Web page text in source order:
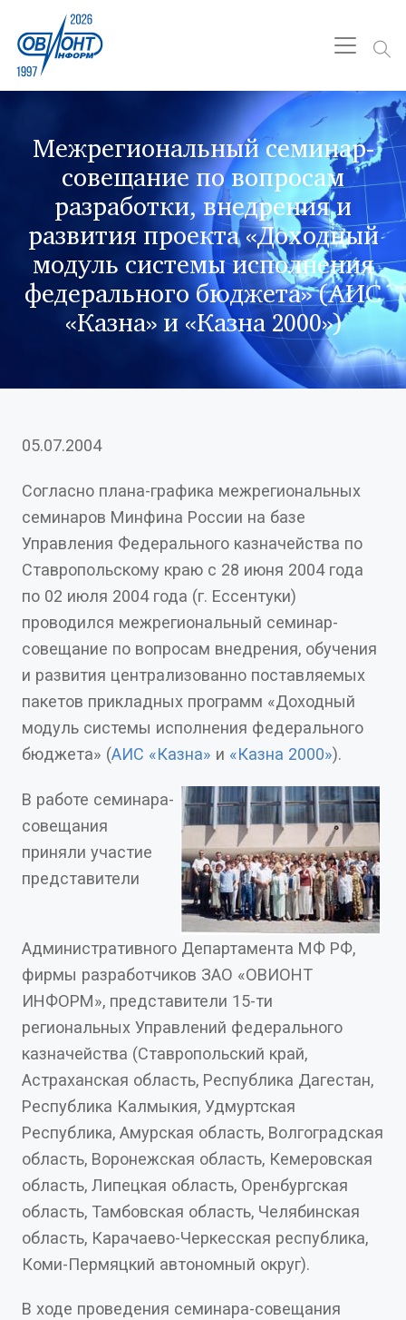
Межрегиональный семинар-
совещание по вопросам
разработки, внедрения и
развития проекта «Доходный
модуль системы исполнения
федерального бюджета» (АИС
«Казна» и «Казна 2000»)
05.07.2004
Согласно плана-графика межрегиональных
семинаров Минфина России на базе
Управления Федерального казначейства по
Ставропольскому краю с 28 июня 2004 года
по 02 июля 2004 года (г. Ессентуки)
проводился межрегиональный семинар-
совещание по вопросам внедрения, обучения
и развития централизованно поставляемых
пакетов прикладных программ «Доходный
модуль системы исполнения федерального
бюджета» (АИС «Казна» и «Казна 2000»).
В работе семинара-
совещания
приняли участие
представители
Административного Департамента МФ РФ,
фирмы разработчиков ЗАО «ОВИОНТ
ИНФОРМ», представители 15-ти
региональных Управлений федерального
казначейства (Ставропольский край,
Астраханская область, Республика Дагестан,
Республика Калмыкия, Удмуртская
Республика, Амурская область, Волгоградская
область, Воронежская область, Кемеровская
область, Липецкая область, Оренбургская
область, Тамбовская область, Челябинская
область, Карачаево-Черкесская республика,
Коми-Пермяцкий автономный округ).
В ходе проведения семинара-совещания